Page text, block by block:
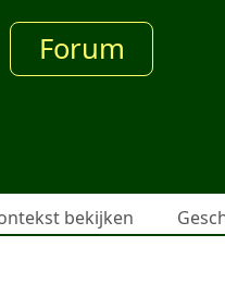
Forum
bekijken